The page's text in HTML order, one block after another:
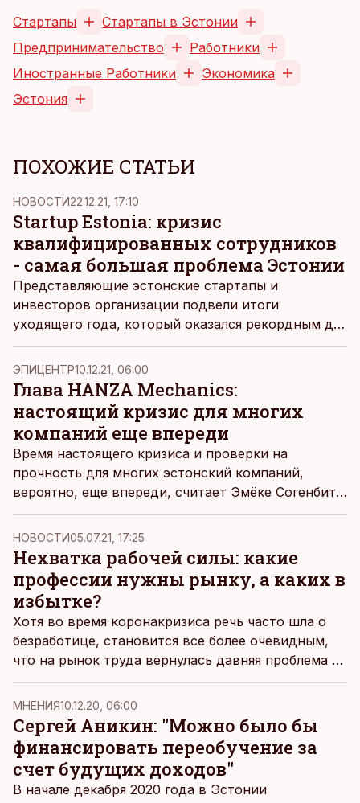
Стартапы
Стартапы в Эстонии
Предпринимательство
Работники
Иностранные Работники
Экономика
Эстония
ПОХОЖИЕ СТАТЬИ
НОВОСТИ22.12.21, 17:10
Startup Estonia: кризис
квалифицированных сотрудников
- самая большая проблема Эстонии
Представляющие эстонские стартапы и
инвесторов организации подвели итоги
уходящего года, который оказался рекордным для
эстонских стартапов с точки зрения оборота и
привлеченных инвестиций. В то же время
дальнейшему росту технологических компаний
препятствует острая нехватка
квалифицированных сотрудников, следует из
пресс-релиза Startup Estonia.
ЭПИЦЕНТР10.12.21, 06:00
Глава HANZA Mechanics:
настоящий кризис для многих
компаний еще впереди
Время настоящего кризиса и проверки на
прочность для многих эстонский компаний,
вероятно, еще впереди, считает Эмёке Согенбитс,
глава балтийского кластера предприятий HANZA
Mechanics.
НОВОСТИ05.07.21, 17:25
Нехватка рабочей силы: какие
профессии нужны рынку, а каких в
избытке?
Хотя во время коронакризиса речь часто шла о
безработице, становится все более очевидным,
что на рынок труда вернулась давняя проблема –
нехватка рабочей силы, пишетPostimeesсо
ссылкой на барометр занятости Кассы по
безработице.
MНЕНИЯ10.12.20, 06:00
Сергей Аникин: "Можно было бы
финансировать переобучение за
счет будущих доходов"
В начале декабря 2020 года в Эстонии